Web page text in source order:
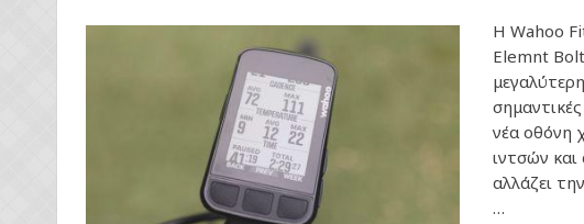
Η Wahoo
Elemnt
νέα οθόνη
ιντσών
αλλάζει
…